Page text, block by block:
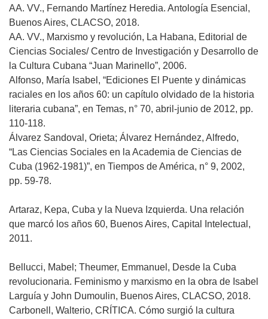
AA. VV., Fernando Martínez Heredia. Antología Esencial,
Buenos Aires, CLACSO, 2018.
AA. VV., Marxismo y revolución, La Habana, Editorial de
Ciencias Sociales/ Centro de Investigación y Desarrollo de
la Cultura Cubana “Juan Marinello”, 2006.
Alfonso, María Isabel, “Ediciones El Puente y dinámicas
raciales en los años 60: un capítulo olvidado de la historia
literaria cubana”, en Temas, n° 70, abril-junio de 2012, pp.
110-118.
Álvarez Sandoval, Orieta; Álvarez Hernández, Alfredo,
“Las Ciencias Sociales en la Academia de Ciencias de
Cuba (1962-1981)”, en Tiempos de América, n° 9, 2002,
pp. 59-78.
Artaraz, Kepa, Cuba y la Nueva Izquierda. Una relación
que marcó los años 60, Buenos Aires, Capital Intelectual,
2011.
Bellucci, Mabel; Theumer, Emmanuel, Desde la Cuba
revolucionaria. Feminismo y marxismo en la obra de Isabel
Larguía y John Dumoulin, Buenos Aires, CLACSO, 2018.
Carbonell, Walterio, CRÍTICA. Cómo surgió la cultura